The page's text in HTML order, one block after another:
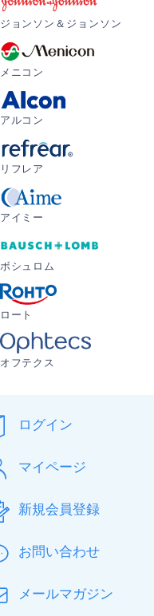
ジョンソン＆ジョンソン
メニコン
アルコン
リフレア
アイミー
ボシュロム
ロート
オフテクス
ログイン
マイページ
新規会員登録
お問い合わせ
メールマガジン